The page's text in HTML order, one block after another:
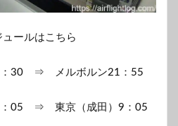
ールはこちら
：30 ⇒ メルボルン21：55
05 ⇒ 東京（成田）9：05